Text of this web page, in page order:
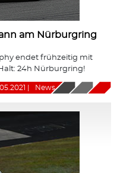
am Nürburgring
endet frühzeitig mit
24h Nürburgring!
News